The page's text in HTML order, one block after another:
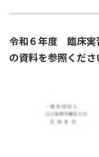
令和６年度 臨床実
の資料を参照くださ